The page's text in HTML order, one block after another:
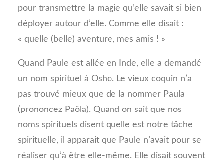
pour transmettre la magie qu’elle savait si bien
déployer autour d’elle. Comme elle disait :
« quelle (belle) aventure, mes amis ! »
Quand Paule est allée en Inde, elle a demandé
un nom spirituel à Osho. Le vieux coquin n’a
pas trouvé mieux que de la nommer Paula
(prononcez Paôla). Quand on sait que nos
noms spirituels disent quelle est notre tâche
spirituelle, il apparait que Paule n’avait pour se
réaliser qu’à être elle-même. Elle disait souvent